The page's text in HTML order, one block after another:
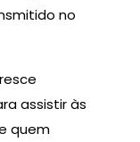
no
assistir às
quem